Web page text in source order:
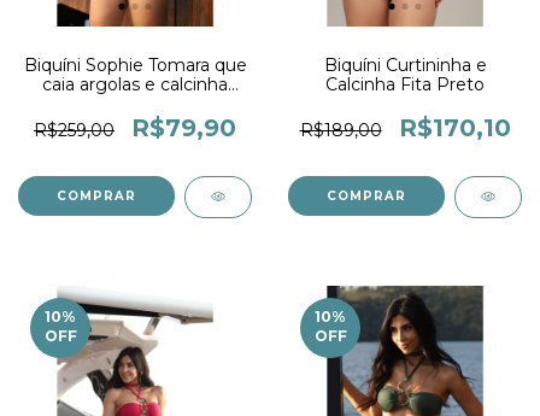
Biquíni Sophie Tomara que
caia argolas e calcinha
R$259,00
R$79,90
COMPRAR
Biquíni Curtininha e
Calcinha Fita Preto
R$189,00 R$170,10
COMPRAR
10%
OFF
10%
OFF